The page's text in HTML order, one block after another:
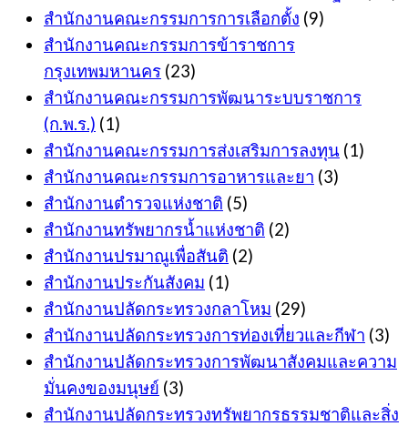
สำนักงานคณะกรรมการการเลือกตั้ง (9)
สำนักงานคณะกรรมการข้าราชการ
กรุงเทพมหานคร (23)
สำนักงานคณะกรรมการพัฒนาระบบราชการ
(ก.พ.ร.) (1)
สำนักงานคณะกรรมการส่งเสริมการลงทุน (1)
สำนักงานคณะกรรมการอาหารและยา (3)
สำนักงานตำรวจแห่งชาติ (5)
สำนักงานทรัพยากรน้ำแห่งชาติ (2)
สำนักงานปรมาณูเพื่อสันติ (2)
สำนักงานประกันสังคม (1)
สำนักงานปลัดกระทรวงกลาโหม (29)
สำนักงานปลัดกระทรวงการท่องเที่ยวและกีฬา (3)
สำนักงานปลัดกระทรวงการพัฒนาสังคมและความ
มั่นคงของมนุษย์ (3)
สำนักงานปลัดกระทรวงทรัพยากรธรรมชาติและสิ่ง